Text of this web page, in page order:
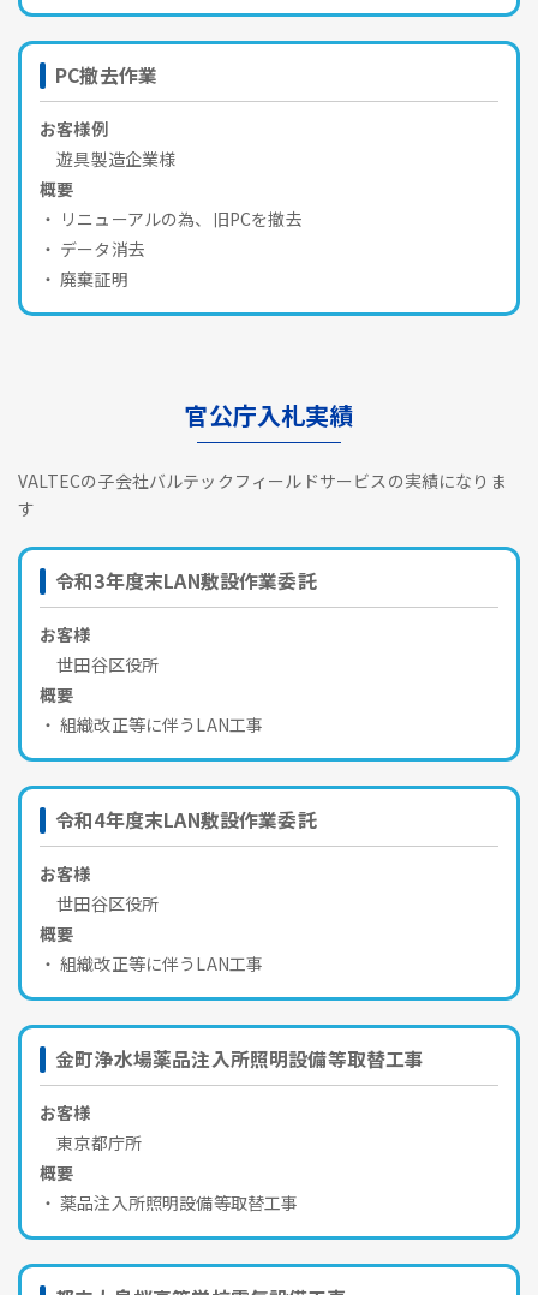
PC撤去作業
お客様例
遊具製造企業様
概要
リニューアルの為、旧PCを撤去
データ消去
廃棄証明
官公庁入札実績
VALTECの子会社バルテックフィールドサービスの実績になりま
す
令和3年度末LAN敷設作業委託
お客様
世田谷区役所
概要
組織改正等に伴うLAN工事
令和4年度末LAN敷設作業委託
お客様
世田谷区役所
概要
組織改正等に伴うLAN工事
金町浄水場薬品注入所照明設備等取替工事
お客様
東京都庁所
概要
薬品注入所照明設備等取替工事